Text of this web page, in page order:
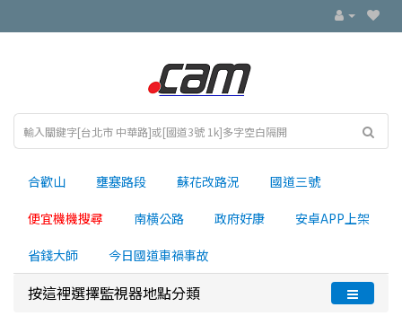
合歡山 壅塞路段 蘇花改路況 國道三號
便宜機機搜尋 南横公路 政府好康 安卓APP上架
省錢大師 今日國道車禍事故
按這裡選擇監視器地點分類